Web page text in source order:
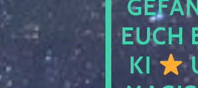
EUCH
KI